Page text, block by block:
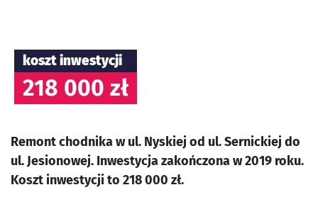
koszt inwestycji
218 000 zł
Remont chodnika w ul. Nyskiej od ul. Sernickiej do
ul. Jesionowej. Inwestycja zakończona w 2019 roku.
Koszt inwestycji to 218 000 zł.